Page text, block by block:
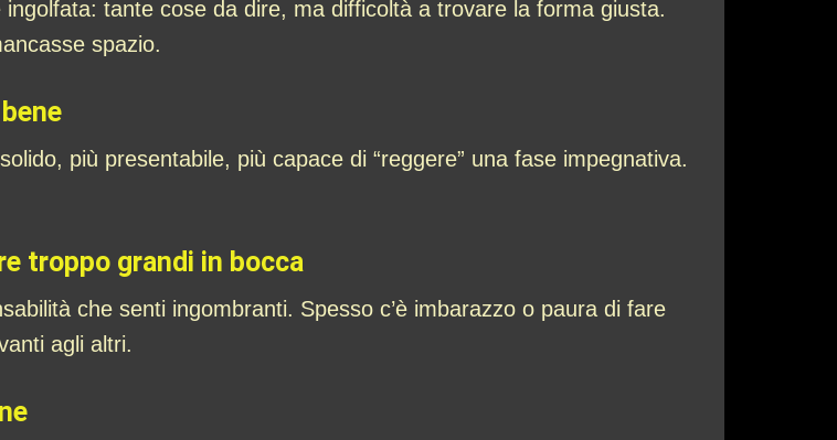
tante cose da dire, ma difficoltà a trovare la forma giusta.
spazio.
più presentabile, più capace di “reggere” una fase impegnativa.
troppo grandi in bocca
che senti ingombranti. Spesso c’è imbarazzo o paura di fare
agli altri.